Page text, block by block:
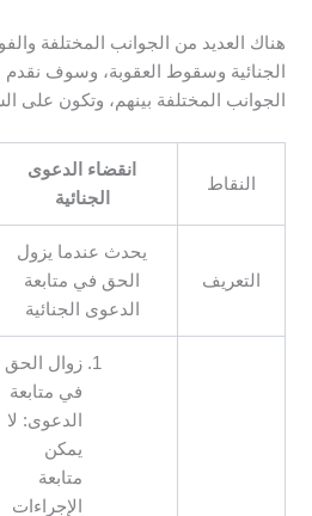
هناك العديد من الجوانب المختلفة
الجنائية وسقوط العقوبة، وسوف
الجوانب المختلفة بينهم، وتكون على
النقاط
انقضاء الدعوى
الجنائية
التعريف
يحدث عندما يزول
الحق في متابعة
الدعوى الجنائية
زوال الحق
في متابعة
الدعوى: لا
يمكن
متابعة
الإجراءات